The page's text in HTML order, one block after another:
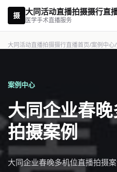
摄 大同活动直播拍摄摄行直
医学手术直播服务
大同活动直播拍摄摄行直播首页/案例中心/
案例中心
大同企业春
拍摄案例
大同企业春晚多机位直播拍摄